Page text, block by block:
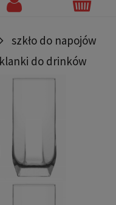
szkło do napojów
do drinków